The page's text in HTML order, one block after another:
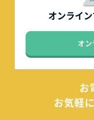
オンライ
オ
お
お気軽